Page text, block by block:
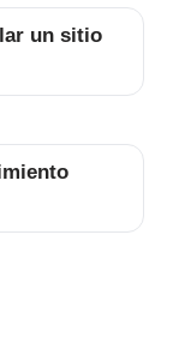
un sitio